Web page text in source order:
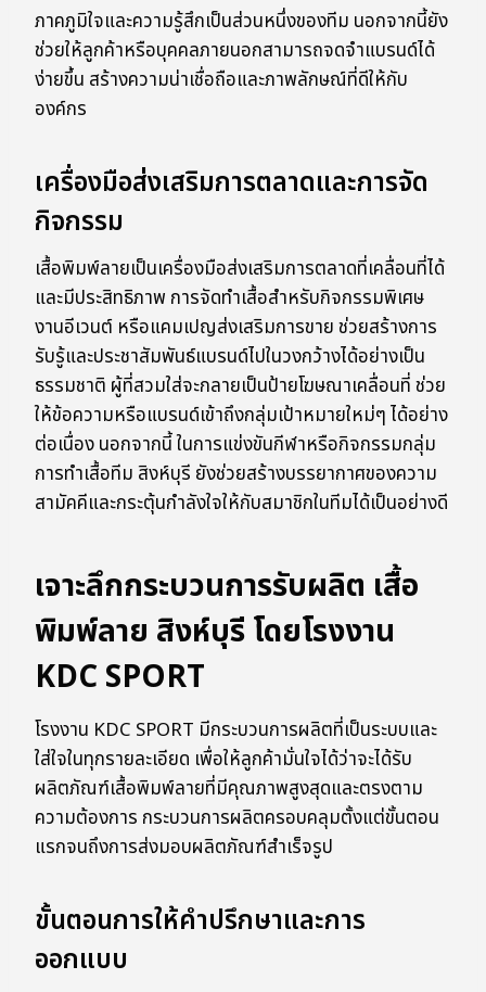
ภาคภูมิใจและความรู้สึกเป็นส่วนหนึ่งของทีม นอกจากนี้ยัง
ช่วยให้ลูกค้าหรือบุคคลภายนอกสามารถจดจำแบรนด์ได้
ง่ายขึ้น สร้างความน่าเชื่อถือและภาพลักษณ์ที่ดีให้กับ
องค์กร
เครื่องมือส่งเสริมการตลาดและการจัด
กิจกรรม
เสื้อพิมพ์ลายเป็นเครื่องมือส่งเสริมการตลาดที่เคลื่อนที่ได้
และมีประสิทธิภาพ การจัดทำเสื้อสำหรับกิจกรรมพิเศษ
งานอีเวนต์ หรือแคมเปญส่งเสริมการขาย ช่วยสร้างการ
รับรู้และประชาสัมพันธ์แบรนด์ไปในวงกว้างได้อย่างเป็น
ธรรมชาติ ผู้ที่สวมใส่จะกลายเป็นป้ายโฆษณาเคลื่อนที่ ช่วย
ให้ข้อความหรือแบรนด์เข้าถึงกลุ่มเป้าหมายใหม่ๆ ได้อย่าง
ต่อเนื่อง นอกจากนี้ ในการแข่งขันกีฬาหรือกิจกรรมกลุ่ม
การทำเสื้อทีม สิงห์บุรี ยังช่วยสร้างบรรยากาศของความ
สามัคคีและกระตุ้นกำลังใจให้กับสมาชิกในทีมได้เป็นอย่างดี
เจาะลึกกระบวนการรับผลิต เสื้อ
พิมพ์ลาย สิงห์บุรี โดยโรงงาน
KDC SPORT
โรงงาน KDC SPORT มีกระบวนการผลิตที่เป็นระบบและ
ใส่ใจในทุกรายละเอียด เพื่อให้ลูกค้ามั่นใจได้ว่าจะได้รับ
ผลิตภัณฑ์เสื้อพิมพ์ลายที่มีคุณภาพสูงสุดและตรงตาม
ความต้องการ กระบวนการผลิตครอบคลุมตั้งแต่ขั้นตอน
แรกจนถึงการส่งมอบผลิตภัณฑ์สำเร็จรูป
ขั้นตอนการให้คำปรึกษาและการ
ออกแบบ